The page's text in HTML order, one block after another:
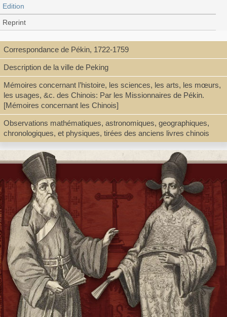
Edition
Reprint
Language
French
Record_type
Book
Shelf
File Cabinet A
Call Number
Z955.P376 1969
Description
p. [125]-150 ; 27 cm.
Correspondance de Pékin, 1722-1759
Description de la ville de Peking
Mémoires concernant l’histoire, les sciences, les arts, les mœurs,
les usages, &c. des Chinois: Par les Missionnaires de Pékin.
[Mémoires concernant les Chinois]
Observations mathématiques, astronomiques, geographiques,
chronologiques, et physiques, tirées des anciens livres chinois